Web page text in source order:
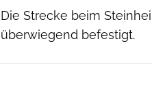
Die Strecke beim
überwiegend befestigt.